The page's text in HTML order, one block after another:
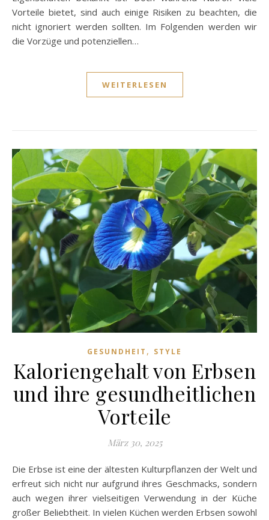
Vorteile bietet, sind auch einige Risiken zu beachten, die
nicht ignoriert werden sollten. Im Folgenden werden wir
die Vorzüge und potenziellen…
WEITERLESEN
GESUNDHEIT , STYLE
Kaloriengehalt von Erbsen
und ihre gesundheitlichen
Vorteile
März 30, 2025
Die Erbse ist eine der ältesten Kulturpflanzen der Welt und
erfreut sich nicht nur aufgrund ihres Geschmacks, sondern
auch wegen ihrer vielseitigen Verwendung in der Küche
großer Beliebtheit. In vielen Küchen werden Erbsen sowohl